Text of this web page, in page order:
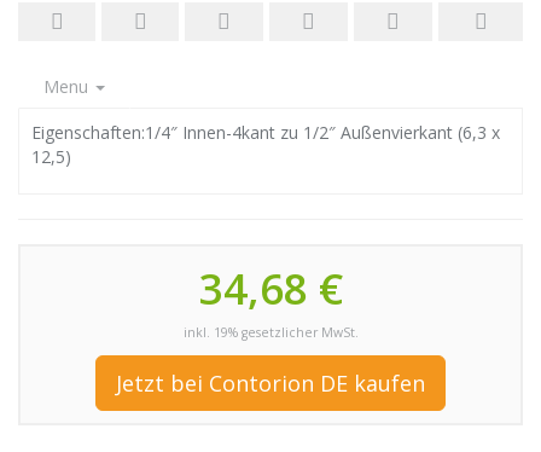
Menu
Eigenschaften:1/4″ Innen-4kant zu 1/2″ Außenvierkant (6,3 x
12,5)
34,68 €
inkl. 19% gesetzlicher MwSt.
Jetzt bei Contorion DE kaufen